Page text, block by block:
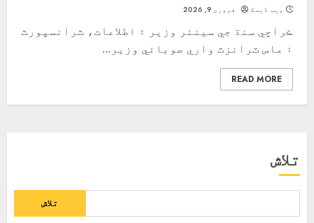
ویب ڈیسک فروری 9, 2026
ڪراچي سنڌ جي سينئر وزير ۽ اطلاعات، ٽرانسپورٽ
۽ ماس ٽرانزٽ واري صوبائي وزير...
READ MORE
تلاش
تلاش